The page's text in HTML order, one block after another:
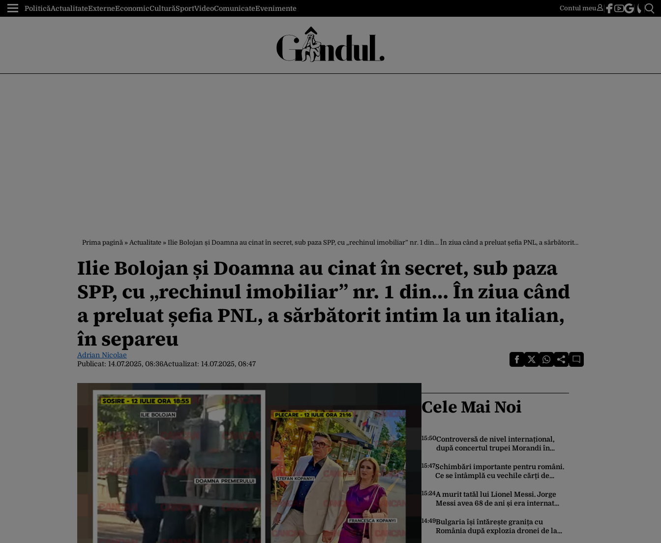
PoliticăActualitateExterneEconomicCulturăSportVideoComunicateEvenimente Contul meu
Prima pagină » Actualitate » Ilie Bolojan și Doamna au cinat în secret, sub paza SPP, cu „rechinul imobiliar” nr. 1 din… În ziua când a preluat șefia PNL, a sărbătorit intim la un italian, în separeu
Ilie Bolojan și Doamna au cinat în secret, sub paza
SPP, cu „rechinul imobiliar” nr. 1 din… În ziua când
a preluat șefia PNL, a sărbătorit intim la un italian,
în separeu
Adrian Nicolae
Publicat: 14.07.2025, 08:36Actualizat: 14.07.2025, 08:47
Cele Mai Noi
15:50Controversă de nivel internațional,
după concertul trupei Morandi în
protecția Rusiei
15:47Schimbări importante pentru români.
Ce se întâmplă cu vechile cărți de
valabile buletinele clasice
15:24A murit tatăl lui Lionel Messi. Jorge
Messi avea 68 de ani și era internat
14:49Bulgaria își întărește granița cu
România după explozia dronei de la